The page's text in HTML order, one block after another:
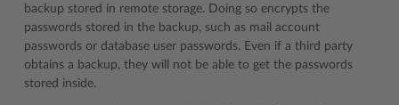
backup stored in remote storage. Doing so encrypts the
passwords stored in the backup, such as mail account
passwords or database user passwords. Even if a third party
obtains a backup, they will not be able to get the passwords
stored inside.